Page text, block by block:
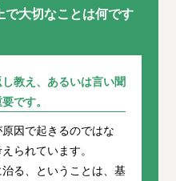
で大切なことは何です
教え、あるいは言い聞
です。
因で起きるのではな
られています。
る、ということは、基